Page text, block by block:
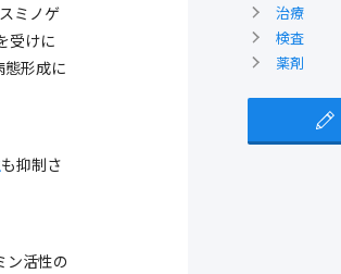
ミノゲ
受けに
形成に
も抑制さ
ン活性の
治療
検査
薬剤